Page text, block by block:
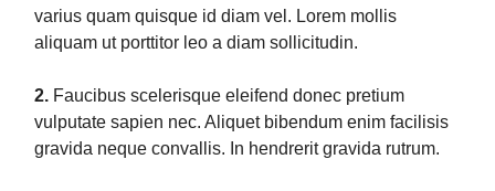
varius quam quisque id diam vel. Lorem mollis
aliquam ut porttitor leo a diam sollicitudin.
2. Faucibus scelerisque eleifend donec pretium
vulputate sapien nec. Aliquet bibendum enim facilisis
gravida neque convallis. In hendrerit gravida rutrum.